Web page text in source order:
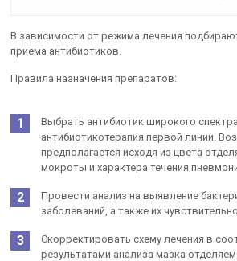
В зависимости от режима лечения
приема антибиотиков.
Правила назначения препаратов:
Выбрать антибиотик широкого
антибиотикотерапия первой линии.
предполагается исходя из цвета
мокроты и характера течения
Провести анализ на выявление
заболеваний, а также их
Скорректировать схему лечения в
результатами анализа мазка